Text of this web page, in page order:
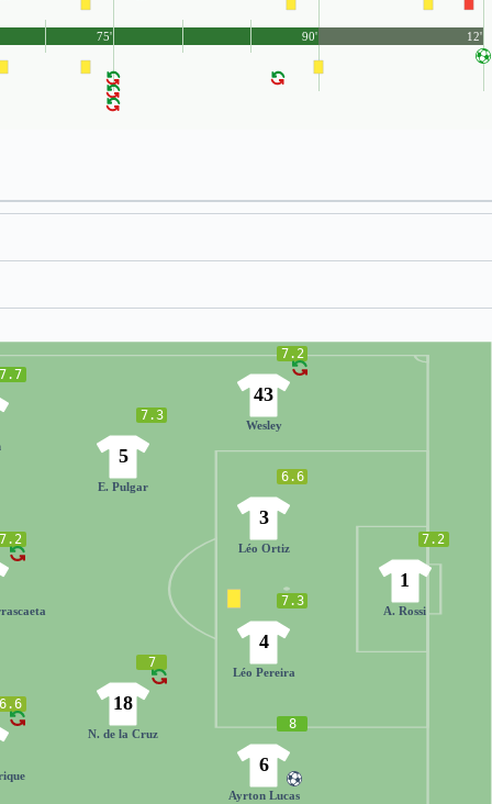
90'
75' 12'
7.2
1
A. Rossi
8
6
Ayrton Lucas
7.3
4
Léo Pereira
6.6
3
Léo Ortiz
7.2
43
Wesley
7
18
N. de la Cruz
7.3
5
E. Pulgar
6.6
7.2
7.7